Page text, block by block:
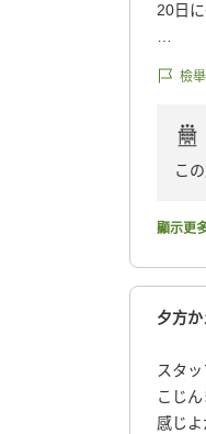
20日
き、
客室
くと
満足し
に来
クチ
檢舉
こ
た
一
ま
子
顯示更
夕方か
スタ
こじ
感じ